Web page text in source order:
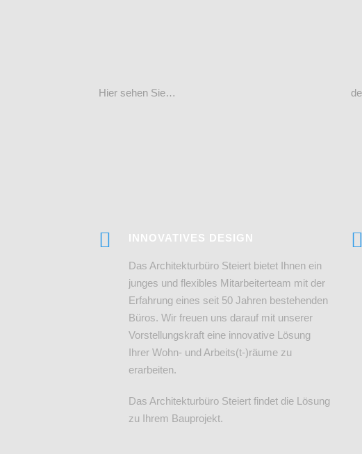
Hier sehen Sie…
INNOVATIVES DESIGN
Das Architekturbüro Steiert bietet Ihnen ein
junges und flexibles Mitarbeiterteam mit der
Erfahrung eines seit 50 Jahren bestehenden
Büros. Wir freuen uns darauf mit unserer
Vorstellungskraft eine innovative Lösung
Ihrer Wohn- und Arbeits(t-)räume zu
erarbeiten.
Das Architekturbüro Steiert findet die Lösung
zu Ihrem Bauprojekt.